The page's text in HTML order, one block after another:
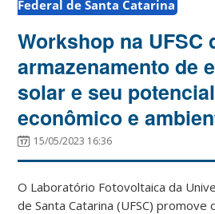
Federal de Santa Catarina
Workshop na UFSC
armazenamento de
solar e seu potencial
econômico e
15/05/2023 16:36
O Laboratório Fotovoltaica da
de Santa Catarina (UFSC) promove